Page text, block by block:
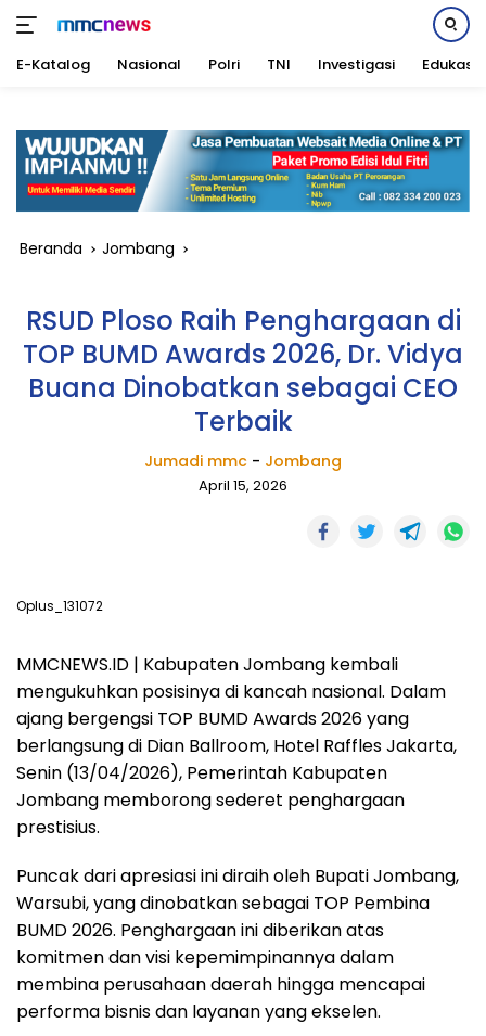
konten
E-Katalog Nasional Polri TNI Investigasi Edukasi
Beranda Jombang
RSUD Ploso Raih Penghargaan di
TOP BUMD Awards 2026, Dr. Vidya
Buana Dinobatkan sebagai CEO
Terbaik
Jumadi mmc - Jombang
April 15, 2026
Oplus_131072
MMCNEWS.ID | Kabupaten Jombang kembali
mengukuhkan posisinya di kancah nasional. Dalam
ajang bergengsi TOP BUMD Awards 2026 yang
berlangsung di Dian Ballroom, Hotel Raffles Jakarta,
Senin (13/04/2026), Pemerintah Kabupaten
Jombang memborong sederet penghargaan
prestisius.
Puncak dari apresiasi ini diraih oleh Bupati Jombang,
Warsubi, yang dinobatkan sebagai TOP Pembina
BUMD 2026. Penghargaan ini diberikan atas
komitmen dan visi kepemimpinannya dalam
membina perusahaan daerah hingga mencapai
performa bisnis dan layanan yang ekselen.